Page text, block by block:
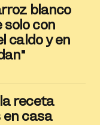
blanco
solo con
caldo y en
receta
casa